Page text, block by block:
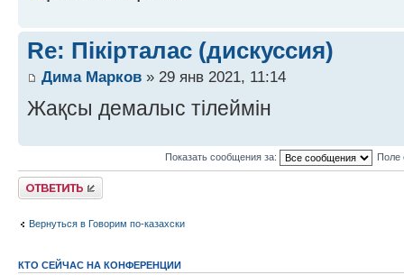
Re: Пікірталас (дискуссия)
Дима Марков » 29 янв 2021, 11:14
Жақсы демалыс тілеймін
Показать сообщения за: Поле
Ответить
Вернуться в Говорим по-казахски
КТО СЕЙЧАС НА КОНФЕРЕНЦИИ